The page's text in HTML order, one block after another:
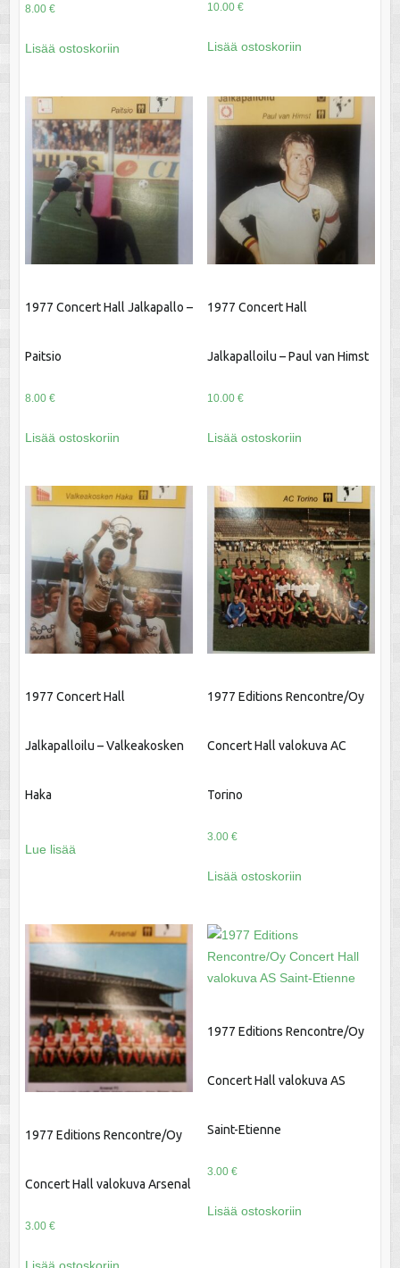
8.00 €
Lisää ostoskoriin
10.00 €
Lisää ostoskoriin
1977 Concert Hall Jalkapallo –
Paitsio
8.00 €
Lisää ostoskoriin
1977 Concert Hall
Jalkapalloilu – Paul van Himst
10.00 €
Lisää ostoskoriin
1977 Concert Hall
Jalkapalloilu – Valkeakosken
Haka
Lue lisää
1977 Editions Rencontre/Oy
Concert Hall valokuva AC
Torino
3.00 €
Lisää ostoskoriin
1977 Editions Rencontre/Oy
Concert Hall valokuva Arsenal
3.00 €
1977 Editions Rencontre/Oy
Concert Hall valokuva AS
Saint-Etienne
3.00 €
Lisää ostoskoriin